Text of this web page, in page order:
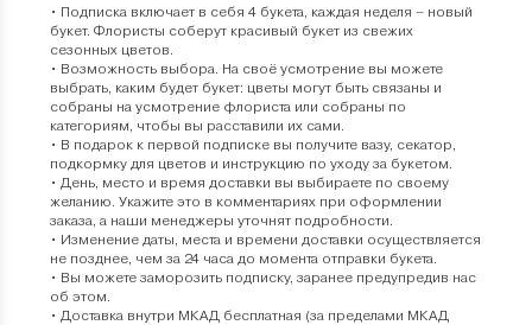
• Подписка включает в себя 4 букета, каждая неделя – новый
букет. Флористы соберут красивый букет из свежих
сезонных цветов.
• Возможность выбора. На своё усмотрение вы можете
выбрать, каким будет букет: цветы могут быть связаны и
собраны на усмотрение флориста или собраны по
категориям, чтобы вы расставили их сами.
• В подарок к первой подписке вы получите вазу, секатор,
подкормку для цветов и инструкцию по уходу за букетом.
• День, место и время доставки вы выбираете по своему
желанию. Укажите это в комментариях при оформлении
заказа, а наши менеджеры уточнят подробности.
• Изменение даты, места и времени доставки осуществляется
не позднее, чем за 24 часа до момента отправки букета.
• Вы можете заморозить подписку, заранее предупредив нас
об этом.
• Доставка внутри МКАД бесплатная (за пределами МКАД